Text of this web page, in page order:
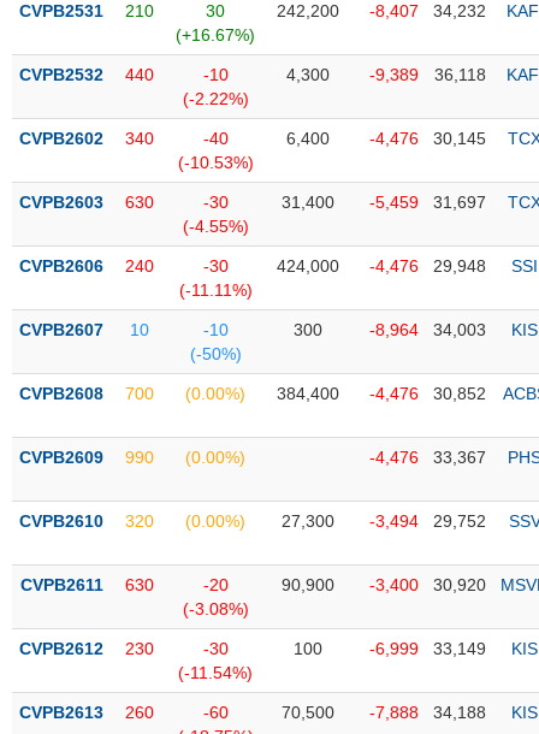
thái
phiếu
mô
thị
Niêm
Niêm
mới
yết
sung
niêm
yết
Theo
dõi
biệt
CVPB2531 210
30
(+16.67%)
242,200 -8,407 34,232
CVPB2532 440
-10
(-2.22%)
4,300 -9,389 36,118
CVPB2602 340
-40
(-10.53%)
6,400 -4,476 30,145
CVPB2603 630
-30
(-4.55%)
31,400 -5,459 31,697
CVPB2606 240
-30
(-11.11%)
424,000 -4,476 29,948 SSI
CVPB2607 10
-10
(-50%)
300 -8,964 34,003 KIS
CVPB2608 700 (0.00%) 384,400 -4,476 30,852
CVPB2609 990 (0.00%) -4,476 33,367
CVPB2610 320 (0.00%) 27,300 -3,494 29,752
CVPB2611 630
-20
(-3.08%)
90,900 -3,400 30,920
CVPB2612 230
-30
(-11.54%)
100 -6,999 33,149 KIS
CVPB2613 260
-60
70,500 -7,888 34,188 KIS
NGÀNH
DOANH
NGHIỆP
PHIẾU
PHÁI
TRÁI
CÔNG
ĐẦU
TƯ